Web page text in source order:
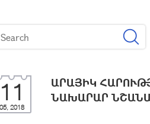
11
05, 2018
ԱՐԱՅԻԿ
ՆԱԽԱՐԱՐ